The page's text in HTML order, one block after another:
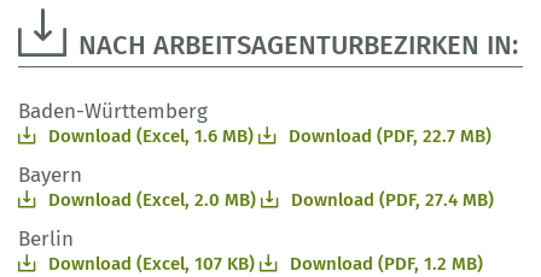
NACH ARBEITSAGENTURBEZIRKEN IN:
Baden-Württemberg
Download (Excel, 1.6 MB) Download (PDF, 22.7 MB)
Bayern
Download (Excel, 2.0 MB) Download (PDF, 27.4 MB)
Berlin
Download (Excel, 107 KB) Download (PDF, 1.2 MB)